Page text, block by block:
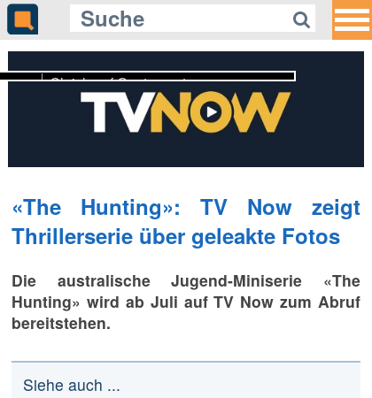
Gleich auf Quotenmeter:
«The Office»-Star Rainn Wilson
spricht neue neuseeländische
«The Hunting»: TV Now zeigt
Thrillerserie über geleakte Fotos
Die australische Jugend-Miniserie «The
Hunting» wird ab Juli auf TV Now zum Abruf
bereitstehen.
Siehe auch ...